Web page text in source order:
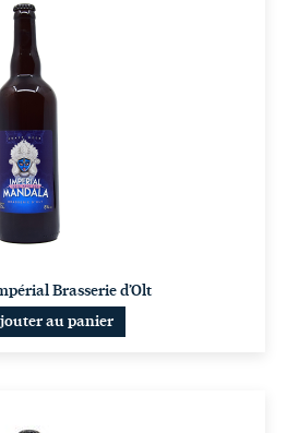
Brasserie d’Olt
au panier